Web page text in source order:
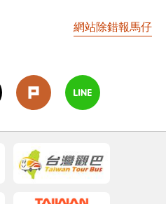
網站除錯報馬仔